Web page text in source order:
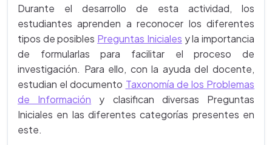
Durante el desarrollo de esta actividad, los
estudiantes aprenden a reconocer los diferentes
tipos de posibles Preguntas Iniciales y la importancia
de formularlas para facilitar el proceso de
investigación. Para ello, con la ayuda del docente,
estudian el documento Taxonomía de los Problemas
de Información y clasifican diversas Preguntas
Iniciales en las diferentes categorías presentes en
este.